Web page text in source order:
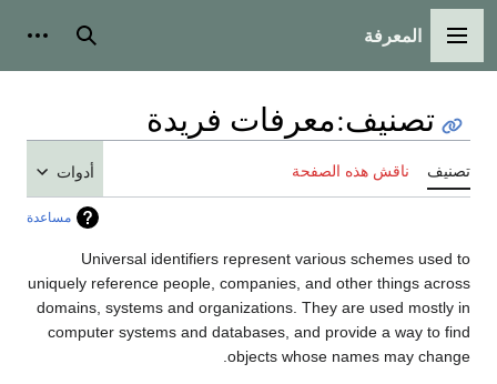
القائمة الرئيسية
المعرفة بحث
تصنيف:معرفات فريدة
تصنيف ناقش هذه الصفحة أدوات
مساعدة
Universal identifiers represent various schemes used to
uniquely reference people, companies, and other things across
domains, systems and organizations. They are used mostly in
computer systems and databases, and provide a way to find
objects whose names may change.